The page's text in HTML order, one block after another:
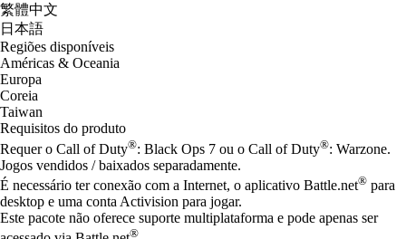
繁體中文
日本語
Regiões disponíveis
Américas & Oceania
Europa
Coreia
Taiwan
Requisitos do produto
Requer o Call of Duty®: Black Ops 7 ou o Call of Duty®: Warzone.
Jogos vendidos / baixados separadamente.
É necessário ter conexão com a Internet, o aplicativo Battle.net® para
desktop e uma conta Activision para jogar.
Este pacote não oferece suporte multiplataforma e pode apenas ser
®